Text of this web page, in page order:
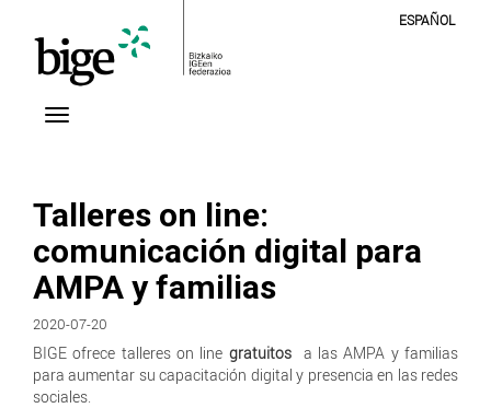
ESPAÑOL
Talleres on line:
comunicación digital para
AMPA y familias
2020-07-20
BIGE ofrece talleres on line gratuitosa las AMPA y familias
para aumentar su capacitación digital y presencia en las redes
sociales.